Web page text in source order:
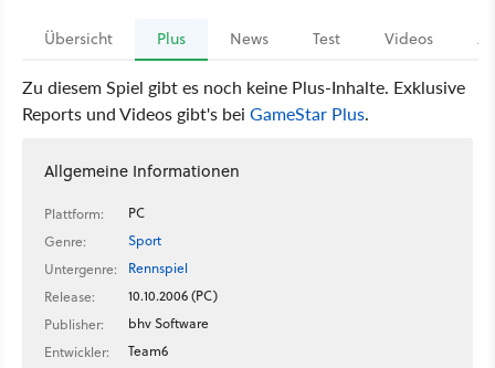
Übersicht Plus News Test Videos
Zu diesem Spiel gibt es noch keine Plus-Inhalte. Exklusive
Reports und Videos gibt's bei GameStar Plus.
Allgemeine Informationen
Plattform:
PC
Genre:
Sport
Untergenre:
Rennspiel
Release:
10.10.2006 (PC)
Publisher:
bhv Software
Entwickler:
Team6